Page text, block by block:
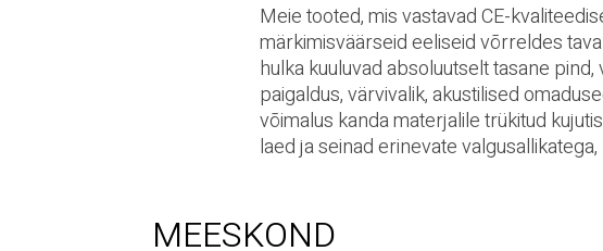
Meie tooted, mis vastavad CE-
märkimisväärseid eeliseid võrreldes
hulka kuuluvad absoluutselt tasane
paigaldus, värvivalik, akustilised
võimalus kanda materjalile trükitud
laed ja seinad erinevate
MEESKOND